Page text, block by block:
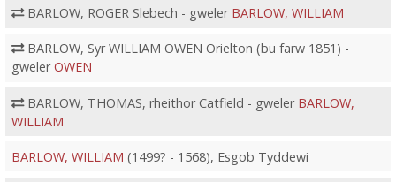
BARLOW, ROGER Slebech - gweler BARLOW, WILLIAM
BARLOW, Syr WILLIAM OWEN Orielton (bu farw 1851) -
gwelerOWEN
BARLOW, THOMAS, rheithor Catfield - gweler BARLOW,
WILLIAM
BARLOW, WILLIAM (1499? - 1568), Esgob Tyddewi